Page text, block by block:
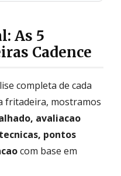
As 5
Cadence
completa de cada
fritadeira, mostramos
avaliacao
pontos
com base em